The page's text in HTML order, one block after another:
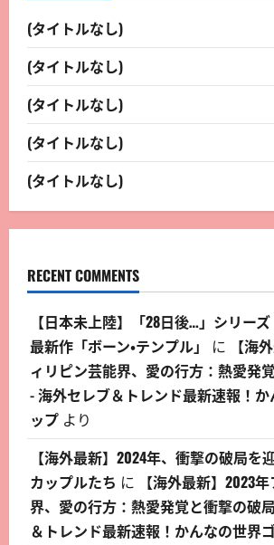
(タイトルなし)
(タイトルなし)
(タイトルなし)
(タイトルなし)
(タイトルなし)
RECENT COMMENTS
【日本未上陸】「28日後…」シリー
最新作「ボーン・テンプル」
に
【海
ィリピン芸能界、愛の行方：熱愛発
- 海外セレブ＆トレンド最新速報！
ップ より
【海外最新】2024年、衝撃の破局を
カップルたち に
【海外最新】2023
界、愛の行方：熱愛発覚と衝撃の破
＆トレンド最新速報！かんなの世界